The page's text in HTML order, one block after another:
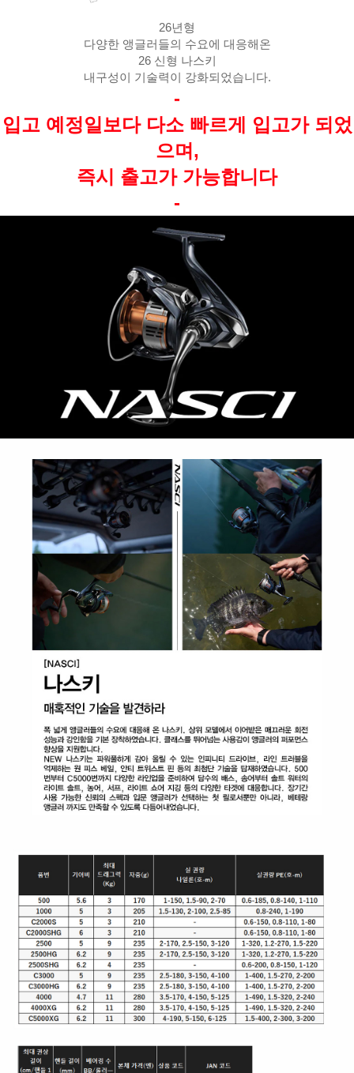
26년형
다양한 앵글러들의 수요에 대응해온
26 신형 나스키
내구성이 기술력이 강화되었습니다.
-
입고 예정일보다 다소 빠르게 입고가 되었
으며,
즉시 출고가 가능합니다
-